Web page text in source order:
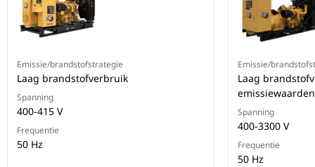
Emissie/brandstofstrategie
Laag brandstofverbruik
Spanning
400-415 V
Frequentie
50 Hz
Emissie/
Laag
emissiewaarden
Spanning
400-3300 V
Frequentie
50 Hz